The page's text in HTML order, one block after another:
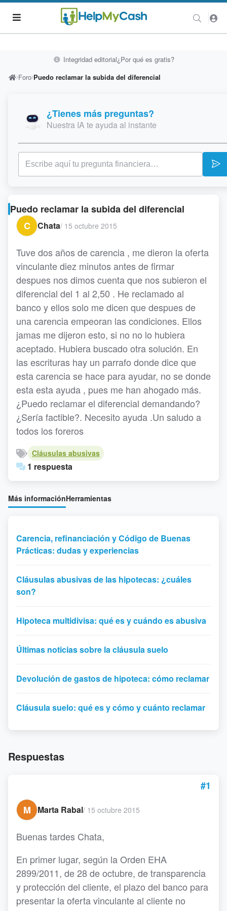
Integridad editorial¿Por qué es gratis?
Foro Puedo reclamar la subida del diferencial
¿Tienes más preguntas?
Nuestra IA te ayuda al instante
Puedo reclamar la subida del diferencial
C
Chata/ 15 octubre 2015
Tuve dos años de carencia , me dieron la oferta
vinculante diez minutos antes de firmar
despues nos dimos cuenta que nos subieron el
diferencial del 1 al 2,50 . He reclamado al
banco y ellos solo me dicen que despues de
una carencia empeoran las condiciones. Ellos
jamas me dijeron esto, si no no lo hubiera
aceptado. Hubiera buscado otra solución. En
las escrituras hay un parrafo donde dice que
esta carencia se hace para ayudar, no se donde
esta esta ayuda , pues me han ahogado más.
¿Puedo reclamar el diferencial demandando?
¿Sería factible?. Necesito ayuda .Un saludo a
todos los foreros
Cláusulas abusivas
1 respuesta
Más informaciónHerramientas
Carencia, refinanciación y Código de Buenas
Prácticas: dudas y experiencias
Cláusulas abusivas de las hipotecas: ¿cuáles
son?
Hipoteca multidivisa: qué es y cuándo es abusiva
Últimas noticias sobre la cláusula suelo
Devolución de gastos de hipoteca: cómo reclamar
Cláusula suelo: qué es y cómo y cuánto reclamar
Respuestas
#1
M
Marta Rabal/ 15 octubre 2015
Buenas tardes Chata,
En primer lugar, según la Orden EHA
2899/2011, de 28 de octubre, de transparencia
y protección del cliente, el plazo del banco para
presentar la oferta vinculante al cliente no